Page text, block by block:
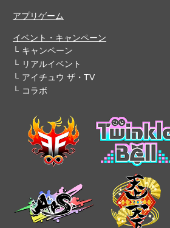
アプリゲーム
イベント・キャンペーン
キャンペーン
リアルイベント
アイチュウ ザ・TV
コラボ